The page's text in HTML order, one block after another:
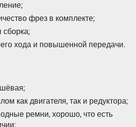
фрез в комплекте;
сборка;
хода и повышенной передачи.
как двигателя, так и редуктора;
ремни, хорошо, что есть